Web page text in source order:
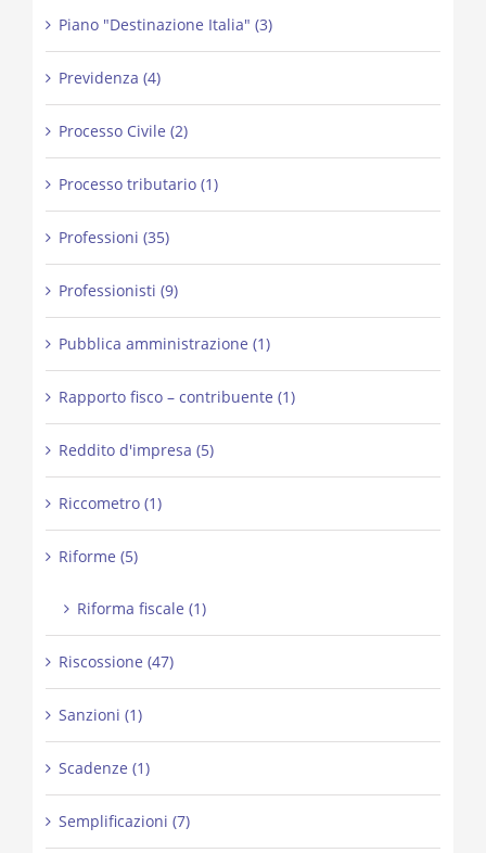
Piano "Destinazione Italia" (3)
Previdenza (4)
Processo Civile (2)
Processo tributario (1)
Professioni (35)
Professionisti (9)
Pubblica amministrazione (1)
Rapporto fisco – contribuente (1)
Reddito d'impresa (5)
Riccometro (1)
Riforme (5)
Riforma fiscale (1)
Riscossione (47)
Sanzioni (1)
Scadenze (1)
Semplificazioni (7)